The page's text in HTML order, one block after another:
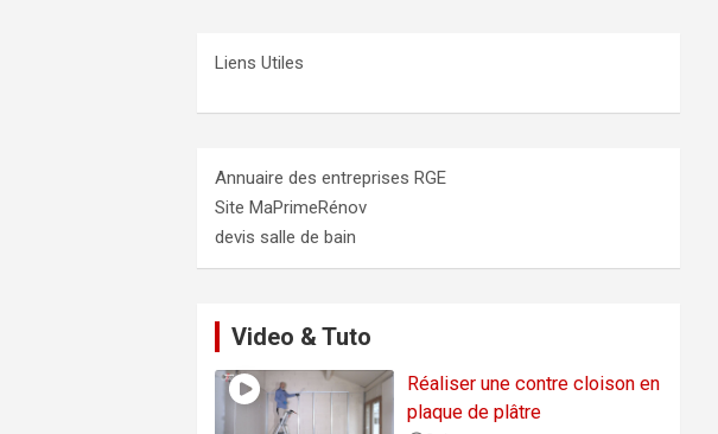
Liens Utiles
Annuaire des entreprises RGE
Site MaPrimeRénov
devis salle de bain
Video & Tuto
Réaliser une contre cloison en
plaque de plâtre